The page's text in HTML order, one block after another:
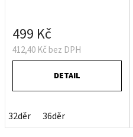
412,40 Kč bez DPH
499 Kč
DETAIL
32děr 36děr